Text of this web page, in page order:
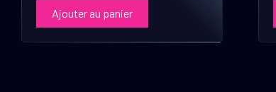
Ajouter au panier